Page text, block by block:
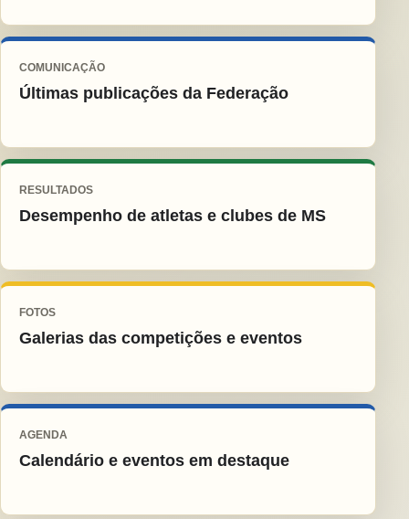
COMUNICAÇÃO
Últimas publicações da Federação
RESULTADOS
Desempenho de atletas e clubes de MS
FOTOS
Galerias das competições e eventos
AGENDA
Calendário e eventos em destaque